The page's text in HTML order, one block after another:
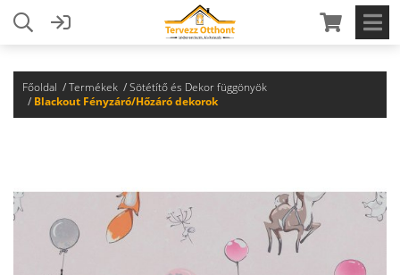
Főoldal Termékek
Sötétítő és Dekor függönyök
Blackout Fényzáró/Hőzáró dekorok